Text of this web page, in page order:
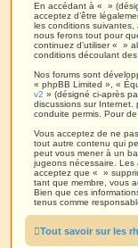
En accédant à « »
acceptez d’être
les conditions suivantes,
nous ferons tout pour
continuez d’utiliser « »
conditions découlant
Nos forums sont
« phpBB Limited », «
v2 » (désigné ci-après
discussions sur Internet.
conduite permis. Pour
Vous acceptez de ne
tout autre contenu qui
peut vous mener à un
jugeons nécessaire. Les
acceptez que « »
tant que membre, vous
Bien que ces
tenus comme
Tout savoir sur les